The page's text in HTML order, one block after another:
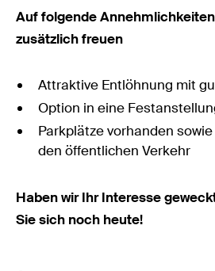
Auf folgende
zusätzlich freuen
Attraktive Entlöhnung mit
Option in eine
Parkplätze vorhanden
den öffentlichen Verkehr
Haben wir Ihr Interesse
Sie sich noch heute!